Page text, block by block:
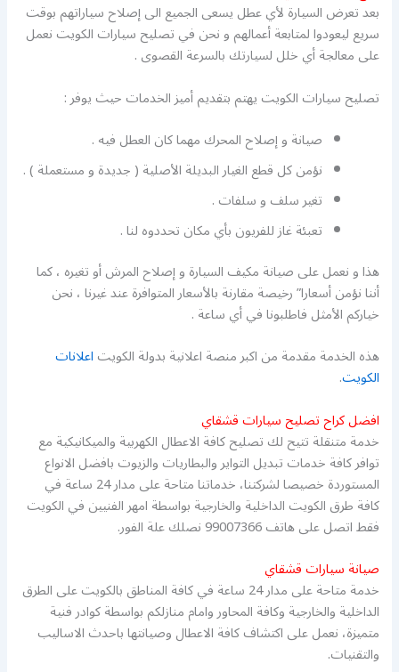
بعد تعرض السيارة لأي عطل يسعى الجميع الى إصلاح سياراتهم بوقت
سريع ليعودوا لمتابعة أعمالهم و نحن في تصليح سيارات الكويت نعمل
على معالجة أي خلل لسيارتك بالسرعة القصوى .
تصليح سيارات الكويت يهتم بتقديم أميز الخدمات حيث يوفر :
صيانة و إصلاح المحرك مهما كان العطل فيه .
نؤمن كل قطع الغيار البديلة الأصلية ( جديدة و مستعملة ) .
تغير سلف و سلفات .
تعبئة غاز للفريون بأي مكان تحددوه لنا .
هذا و نعمل على صيانة مكيف السيارة و إصلاح المرش أو تغيره ، كما
أننا نؤمن أسعارا” رخيصة مقارنة بالأسعار المتوافرة عند غيرنا ، نحن
خياركم الأمثل فاطلبونا في أي ساعة .
هذه الخدمة مقدمة من اكبر منصة اعلانية بدولة الكويتاعلانات
الكويت.
افضل كراح تصليح سيارات قشقاي
خدمة متنقلة تتيح لك تصليح كافة الاعطال الكهربية والميكانيكية مع
توافر كافة خدمات تبديل التواير والبطاريات والزيوت بافضل الانواع
المستوردة خصيصا لشركتنا، خدماتنا متاحة على مدار 24 ساعة في
كافة طرق الكويت الداخلية والخارجية بواسطة امهر الفنيين في الكويت
فقط اتصل على هاتف 99007366 نصلك علة الفور.
صيانة سيارات قشقاي
خدمة متاحة على مدار 24 ساعة في كافة المناطق بالكويت على الطرق
الداخلية والخارجية وكافة المحاور وامام منازلكم بواسطة كوادر فنية
متميزة، نعمل على اكتشاف كافة الاعطال وصيانتها باحدث الاساليب
والتقنيات.